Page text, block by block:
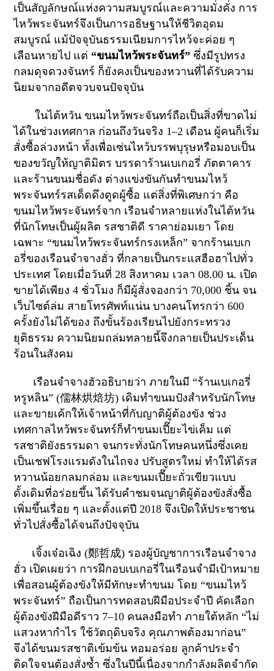
เป็นสัญลักษณ์แห่งความสมบูรณ์และความมั่งคั่ง การ
ไหว้พระจันทร์จึงเป็นการอธิษฐานให้ชีวิตอุดม
สมบูรณ์ แม้ปัจจุบันธรรมเนียมการไหว้จะค่อย ๆ
เลือนหายไป แต่ “ขนมไหว้พระจันทร์” ซึ่งมีรูปทรง
กลมดุจดวงจันทร์ ก็ยังคงเป็นของหวานที่ได้รับความ
นิยมจากอดีตจวบจนปัจจุบัน
ในไต้หวัน ขนมไหว้พระจันทร์ถือเป็นสิ่งที่ขาดไม่
ได้ในช่วงเทศกาล ก่อนถึงวันจริง 1–2 เดือน ผู้คนก็เริ่ม
สั่งซื้อล่วงหน้า ทั้งเพื่อเซ่นไหว้บรรพบุรุษหรือมอบเป็น
ของขวัญให้ญาติมิตร บรรดาร้านเบเกอรี่ ภัตตาคาร
และร้านขนมชื่อดัง ต่างแข่งขันกันทำขนมไหว้
พระจันทร์รสเด็ดดึงดูดผู้ซื้อ แต่สิ่งที่พิเศษกว่า คือ
ขนมไหว้พระจันทร์จาก เรือนจำหลายแห่งในไต้หวัน
ที่นักโทษเป็นผู้ผลิต รสชาติดี ราคาย่อมเยา โดย
เฉพาะ“ขนมไหว้พระจันทร์กรงเหล็ก” จากร้านเบเก
อรี่ของเรือนจำจางฮั่ว ที่กลายเป็นกระแสฮือฮาไปทั่ว
ประเทศ โดยเมื่อวันที่ 28 สิงหาคม เวลา08.00 น. เปิด
ขายได้เพียง4 ชั่วโมง ก็มีผู้สั่งจองกว่า 70,000 ชิ้น จน
เว็บไซต์ล่ม สายโทรศัพท์แน่น บางคนโทรกว่า600
ครั้งยังไม่ได้ของ ถึงขั้นร้องเรียนไปยังกระทรวง
ยุติธรรม ความนิยมถล่มทลายนี้จึงกลายเป็นประเด็น
ร้อนในสังคม
เรือนจำจางฮัวอธิบายว่า ภายในมี“ร้านเบเกอรี่
หรูหลิน” (儒林烘焙坊) เดิมทำขนมปังสำหรับนักโทษ
และขายเค้กให้เจ้าหน้าที่กับญาติผู้ต้องขัง ช่วง
เทศกาลไหว้พระจันทร์ก็ทำขนมเปี๊ยะไข่เค็ม แต่
รสชาติยังธรรมดา จนกระทั่งนักโทษคนหนึ่งซึ่งเคย
เป็นเชฟโรงแรมดังในไถจง ปรับสูตรใหม่ ทำให้ได้รส
หวานน้อยกลมกล่อม และขนมเปี๊ยะถั่วเขียวแบบ
ดั้งเดิมที่อร่อยขึ้น ได้รับคำชมจนญาติผู้ต้องขังสั่งซื้อ
เพิ่มขึ้นเรื่อย ๆ และตั้งแต่ปี 2018 จึงเปิดให้ประชาชน
ทั่วไปสั่งซื้อได้จนถึงปัจจุบัน
เจิ้งเจ๋อเฉิง (鄭哲成) รองผู้บัญชาการเรือนจำจาง
ฮั่ว เปิดเผยว่า การฝึกอบเบเกอรี่ในเรือนจำมีเป้าหมาย
เพื่อสอนผู้ต้องขังให้มีทักษะทำขนม โดย “ขนมไหว้
พระจันทร์” ถือเป็นการทดสอบฝีมือประจำปี คัดเลือก
ผู้ต้องขังฝีมือดีราว 7–10 คนลงมือทำ ภายใต้หลัก “ไม่
แสวงหากำไร ใช้วัตถุดิบจริง คุณภาพต้องมาก่อน”
จึงได้ขนมรสชาติเข้มข้น หอมอร่อย ลูกค้าประจำ
ติดใจจนต้องสั่งซ้ำ ซึ่งในปีนี้เนื่องจากกำลังผลิตจำกัด